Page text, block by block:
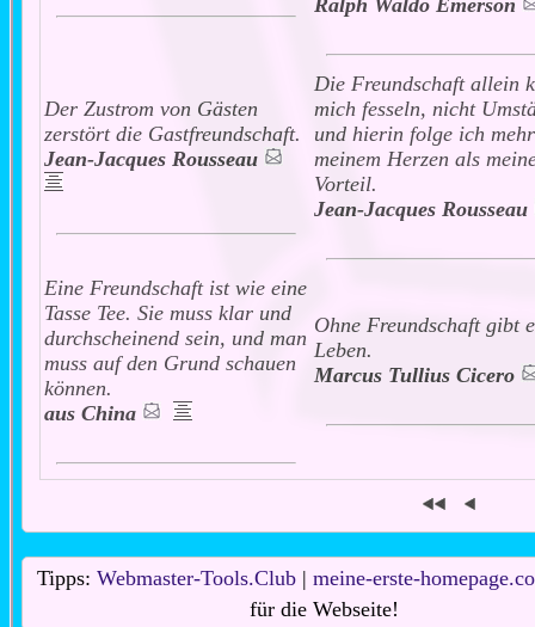
Ralph Waldo Emerson
Der Zustrom von Gästen
zerstört die Gastfreundschaft.
Jean-Jacques Rousseau
Die Freundschaft allein
mich fesseln, nicht
und hierin folge ich mehr
meinem Herzen als
Vorteil.
Jean-Jacques Rousseau
Eine Freundschaft ist wie eine
Tasse Tee. Sie muss klar und
durchscheinend sein, und man
muss auf den Grund schauen
können.
aus China
Ohne Freundschaft gibt
Leben.
Marcus Tullius Cicero
Tipps:Webmaster-Tools.Club |meine-erste-
für die Webseite!